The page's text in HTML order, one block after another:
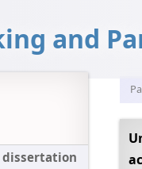
and
dissertation
Une dissertation soumise à la division des diplômes de l'Université d'Hawaii en